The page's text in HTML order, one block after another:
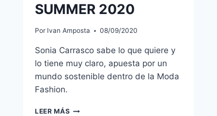
SUMMER 2020
Por Ivan Amposta 08/09/2020
Sonia Carrasco sabe lo que quiere y
lo tiene muy claro, apuesta por un
mundo sostenible dentro de la Moda
Fashion.
LEER MÁS SONIA